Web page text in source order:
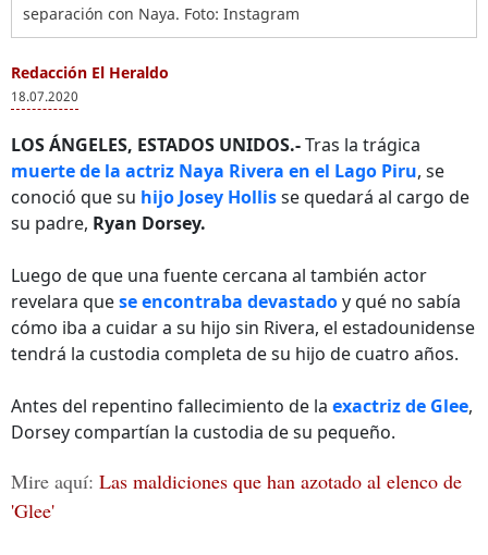
separación con Naya. Foto: Instagram
Redacción El Heraldo
18.07.2020
LOS ÁNGELES, ESTADOS UNIDOS.-Tras la trágica
muerte de la actriz Naya Rivera en el Lago Piru, se
conoció que su hijo Josey Hollisse quedará al cargo de
su padre, Ryan Dorsey.
Luego de que una fuente cercana al también actor
revelara quese encontraba devastadoy qué no sabía
cómo iba a cuidar a su hijo sin Rivera, el estadounidense
tendrá la custodia completa de su hijo de cuatro años.
Antes del repentino fallecimiento de la exactriz de Glee,
Dorsey compartían la custodia de su pequeño.
Mire aquí: Las maldiciones que han azotado al elenco de
'Glee'